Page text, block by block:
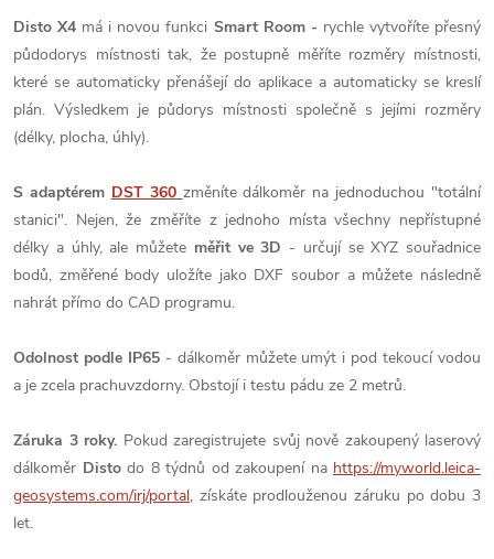
Disto X4 má i novou funkci Smart Room - rychle vytvoříte přesný
půdodorys místnosti tak, že postupně měříte rozměry místnosti,
které se automaticky přenášejí do aplikace a automaticky se kreslí
plán. Výsledkem je půdorys místnosti společně s jejími rozměry
(délky, plocha, úhly).
S adaptérem DST 360 změníte dálkoměr na jednoduchou "totální
stanici". Nejen, že změříte z jednoho místa všechny nepřístupné
délky a úhly, ale můžete měřit ve 3D - určují se XYZ souřadnice
bodů, změřené body uložíte jako DXF soubor a můžete následně
nahrát přímo do CAD programu.
Odolnost podle IP65 - dálkoměr můžete umýt i pod tekoucí vodou
a je zcela prachuvzdorny. Obstojí i testu pádu ze 2 metrů.
Záruka 3 roky. Pokud zaregistrujete svůj nově zakoupený laserový
dálkoměr Distodo 8 týdnů od zakoupení na https://myworld.leica-
geosystems.com/irj/portal, získáte prodlouženou záruku po dobu 3
let.